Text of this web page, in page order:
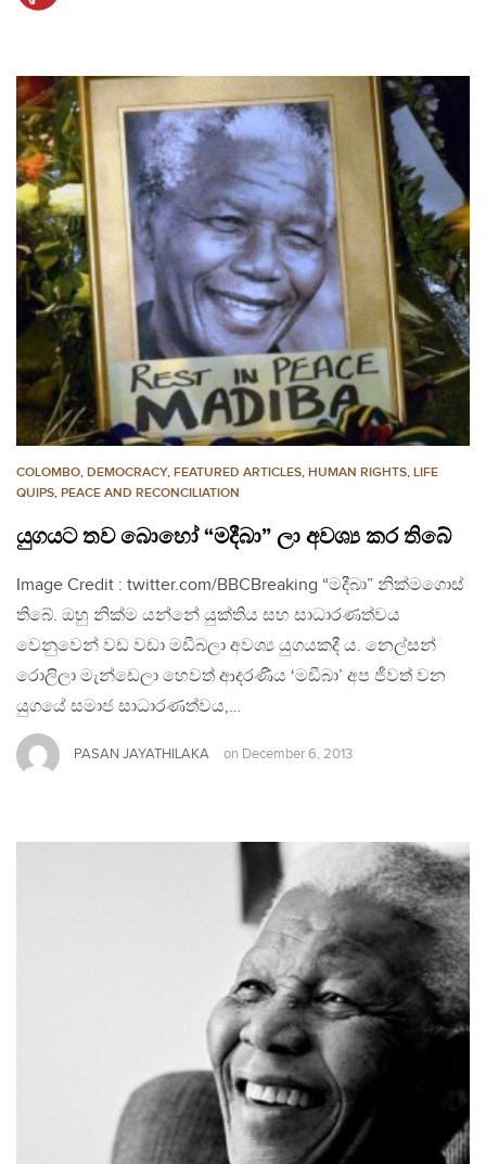
COLOMBO, DEMOCRACY, FEATURED ARTICLES, HUMAN RIGHTS, LIFE
QUIPS, PEACE AND RECONCILIATION
යුගයට තව බොහෝ “මදීබා” ලා අවශ්‍ය කර තිබේ
Image Credit : twitter.com/BBCBreaking “මදීබා” නික්මගොස්
තිබේ. ඔහු නික්ම යන්නේ යුක්තිය සහ සාධාරණත්වය
වෙනුවෙන් වඩ වඩා මඩීබලා අවශ්‍ය යුගයකදී ය. නෙල්සන්
රොලිලා මැන්ඩෙලා හෙවත් ආදරණීය ‘මඩීබා’ අප ජීවත් වන
යුගයේ සමාජ සාධාරණත්වය,…
PASAN JAYATHILAKA on December 6, 2013